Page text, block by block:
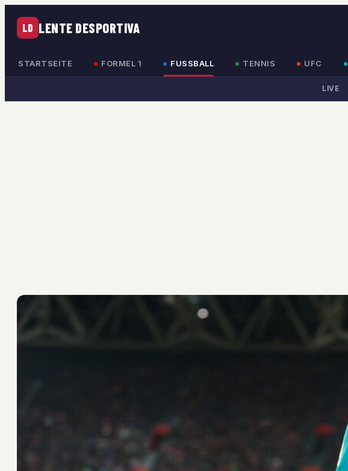
LD LENTE DESPORTIVA
STARTSEITE FORMEL 1 FUSSBALL TENNIS UFC
LIVE